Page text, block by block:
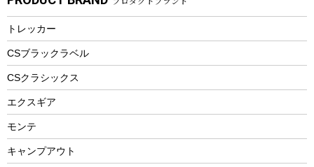
マグカップ、カップ
ステンレスボトル
フードボトル
トレー
ランチョンマット
ランチボックス
スプレー関係
ツール、他
ヘルメット
エアーポンプ
アクセサリー
自転車ウェア
パラソル
フローティングベスト
ヘルメット
エアーポンプ
ビーチテント
ウィンター
スノーシュー
湯たんぽ
防災用品
トレッカー
CSブラックラベル
CSクラシックス
エクスギア
モンテ
キャンプアウト